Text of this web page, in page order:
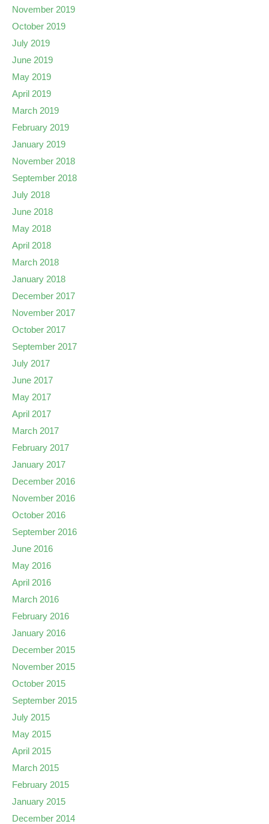
November 2019
October 2019
July 2019
June 2019
May 2019
April 2019
March 2019
February 2019
January 2019
November 2018
September 2018
July 2018
June 2018
May 2018
April 2018
March 2018
January 2018
December 2017
November 2017
October 2017
September 2017
July 2017
June 2017
May 2017
April 2017
March 2017
February 2017
January 2017
December 2016
November 2016
October 2016
September 2016
June 2016
May 2016
April 2016
March 2016
February 2016
January 2016
December 2015
November 2015
October 2015
September 2015
July 2015
May 2015
April 2015
March 2015
February 2015
January 2015
December 2014